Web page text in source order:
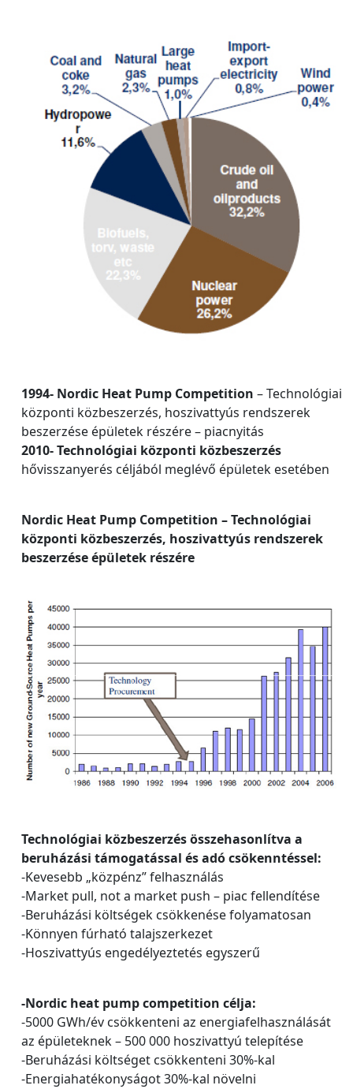
1994- Nordic Heat Pump Competition – Technológiai
központi közbeszerzés, hoszivattyús rendszerek
beszerzése épületek részére – piacnyitás
2010- Technológiai központi közbeszerzés
hővisszanyerés céljából meglévő épületek esetében
Nordic Heat Pump Competition – Technológiai
központi közbeszerzés, hoszivattyús rendszerek
beszerzése épületek részére
Technológiai közbeszerzés összehasonlítva a
beruházási támogatással és adó csökenntéssel:
-Kevesebb „közpénz” felhasználás
-Market pull, not a market push – piac fellendítése
-Beruházási költségek csökkenése folyamatosan
-Könnyen fúrható talajszerkezet
-Hoszivattyús engedélyeztetés egyszerű
-Nordic heat pump competition célja:
-5000 GWh/év csökkenteni az energiafelhasználását
az épületeknek – 500 000 hoszivattyú telepítése
-Beruházási költséget csökkenteni 30%-kal
-Energiahatékonyságot 30%-kal növelni